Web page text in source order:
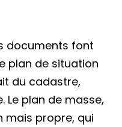
documents font
plan de situation
du cadastre,
Le plan de masse,
mais propre, qui